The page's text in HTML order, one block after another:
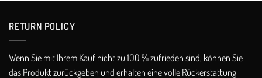
RETURN POLICY​
Wenn Sie mit Ihrem Kauf nicht zu 100 % zufrieden sind, können Sie
das Produkt zurückgeben und erhalten eine volle Rückerstattung